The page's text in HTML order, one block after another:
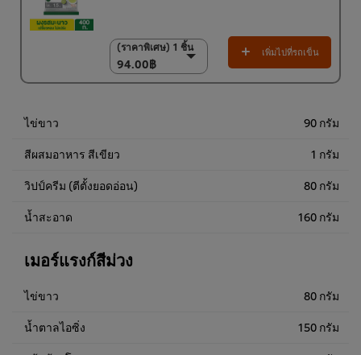
(ราคาพิเศษ) 1 ชิ้น
94.00฿
(ราคาพิเศษ) 1 ชิ้น
94.00฿
(ราคาพิเศษ) แพ็ค 15
เพิ่มไปที่รถเข็น
ไข่ขาว 90 กรัม
สีผสมอาหาร สีเขียว 1 กรัม
วิปป์ครีม (ตีตั้งยอดอ่อน) 80 กรัม
น้ำสะอาด 160 กรัม
เมอร์แรงก์สีม่วง
ไข่ขาว 80 กรัม
น้ำตาลไอซิ่ง 150 กรัม